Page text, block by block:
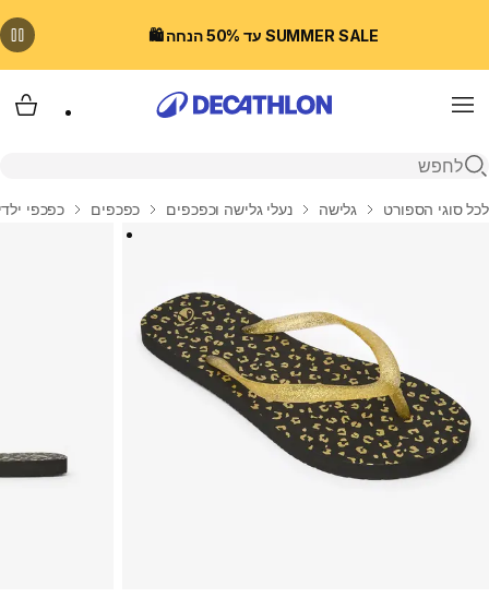
SUMMER SALE עד 50% הנחה 🛍️
Menu
פתיחת חיפוש
בית
לכל סוגי הספורט גלישה נעלי גלישה וכפכפים כפכפים כפכפי